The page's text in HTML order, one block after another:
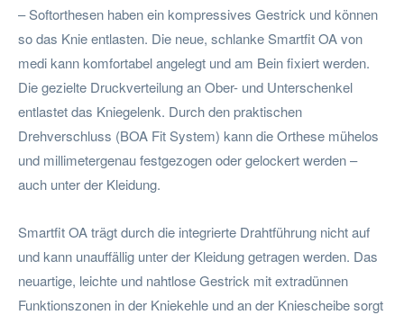
– Softorthesen haben ein kompressives Gestrick und können
so das Knie entlasten. Die neue, schlanke Smartfit OA von
medi kann komfortabel angelegt und am Bein fixiert werden.
Die gezielte Druckverteilung an Ober- und Unterschenkel
entlastet das Kniegelenk. Durch den praktischen
Drehverschluss (BOA Fit System) kann die Orthese mühelos
und millimetergenau festgezogen oder gelockert werden –
auch unter der Kleidung.
Smartfit OA trägt durch die integrierte Drahtführung nicht auf
und kann unauffällig unter der Kleidung getragen werden. Das
neuartige, leichte und nahtlose Gestrick mit extradünnen
Funktionszonen in der Kniekehle und an der Kniescheibe sorgt